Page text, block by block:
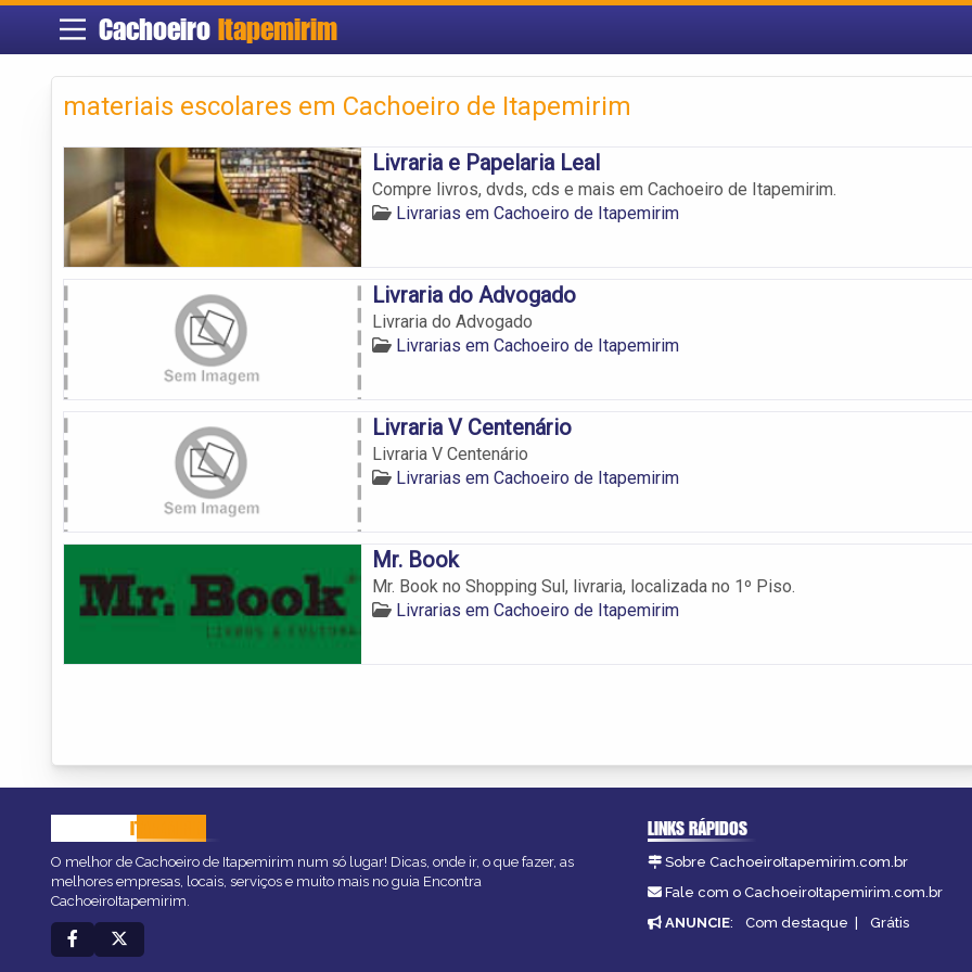
Cachoeiro Itapemirim
materiais escolares em Cachoeiro de Itapemirim
Livraria e Papelaria Leal
Compre livros, dvds, cds e mais em Cachoeiro de Itapemirim.
Livrarias em Cachoeiro de Itapemirim
Livraria do Advogado
Livraria do Advogado
Livrarias em Cachoeiro de Itapemirim
Livraria V Centenário
Livraria V Centenário
Livrarias em Cachoeiro de Itapemirim
Mr. Book
Mr. Book no Shopping Sul, livraria, localizada no 1º Piso.
Livrarias em Cachoeiro de Itapemirim
ITAPEMIRIM
O melhor de Cachoeiro de Itapemirim num só lugar! Dicas, onde ir, o que fazer, as
melhores empresas, locais, serviços e muito mais no guia Encontra
CachoeiroItapemirim.
LINKS RÁPIDOS
Sobre CachoeiroItapemirim.com.br
Fale com o CachoeiroItapemirim.com.br
ANUNCIE: Com destaque | Grátis